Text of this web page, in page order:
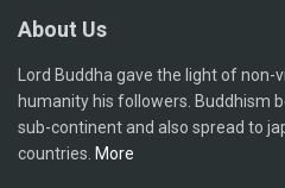
About Us
Lord Buddha gave the light of non-
humanity his followers. Buddhism
sub-continent and also spread to
countries. More